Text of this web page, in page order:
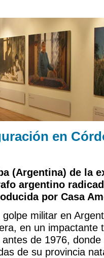
en
(Argentina) de la
argentino
por Casa
militar en
en un impactante
de 1976,
de su provincia